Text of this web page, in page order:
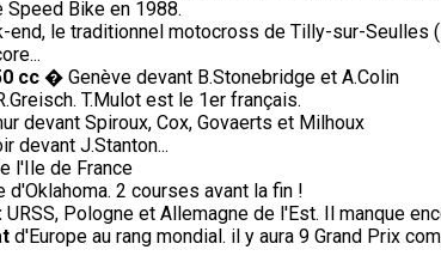
Bike en 1988.
end, le traditionnel motocross de Tilly-sur-Seulles
cc � Genève devant B.Stonebridge et A.Colin
T.Mulot est le 1er français.
devant Spiroux, Cox, Govaerts et Milhoux
devant J.Stanton...
l'Ile de France
d'Oklahoma. 2 courses avant la fin !
URSS, Pologne et Allemagne de l'Est. Il manque
d'Europe au rang mondial. il y aura 9 Grand Prix